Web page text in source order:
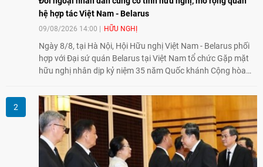
hệ hợp tác Việt Nam - Belarus
09/08/2026 14:00 HỮU NGHỊ
Ngày 8/8, tại Hà Nội, Hội Hữu nghị Việt Nam - Belarus phối
hợp với Đại sứ quán Belarus tại Việt Nam tổ chức Gặp mặt
hữu nghị nhân dịp kỷ niệm 35 năm Quốc khánh Cộng hòa
nhân dân trong củng cố tình hữu nghị, mở rộng hợp tác thiết
thực và làm sâu sắc quan hệ Đối tác chiến lược Việt Nam -
Belarus.